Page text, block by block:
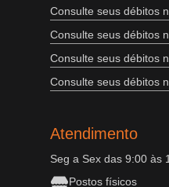
Consulte seus débitos
Consulte seus débitos
Consulte seus débitos
Consulte seus débitos
Atendimento
Seg a Sex das 9:00 às
Postos físicos